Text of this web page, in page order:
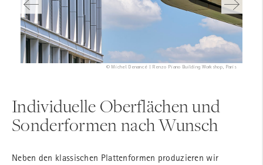
© Sinziana Velicescu/Shildan Group | MdeAS Architects, New York
© Michel Denancé | Renzo Piano Building Workshop, Paris
© Anke Müllerklein | AHMM Architects - Allford Hall Monaghan Morris Ltd., London
© Sinziana Velicescu/Shildan Group | SOM Architects, New York
Individuelle Oberflächen und
Sonderformen nach Wunsch
Neben den klassischen Plattenformen produzieren wir